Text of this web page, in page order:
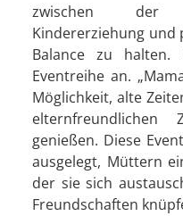
zwischen der
Kindererziehung und
Balance zu
Eventreihe an.
Möglichkeit, alte
genießen. Diese
ausgelegt, Müttern
der sie sich
Freundschaften